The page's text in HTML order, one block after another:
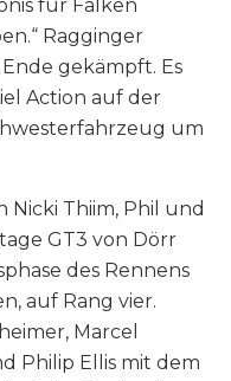
für Falken
Ragginger
gekämpft. Es
Action auf der
um
Thiim, Phil und
GT3 von Dörr
des Rennens
auf Rang vier.
Marcel
Philip Ellis mit dem